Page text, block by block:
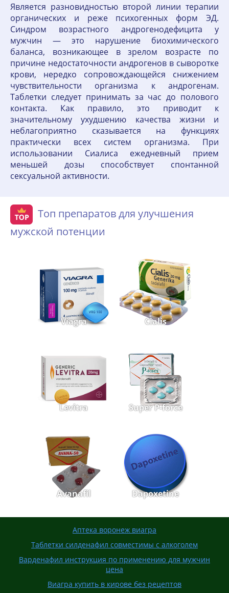
Является разновидностью второй линии терапии
органических и реже психогенных форм ЭД.
Синдром возрастного андрогенодефицита у
мужчин — это нарушение биохимического
баланса, возникающее в зрелом возрасте по
причине недостаточности андрогенов в сыворотке
крови, нередко сопровождающейся снижением
чувствительности организма к андрогенам.
Таблетки следует принимать за час до полового
контакта. Как правило, это приводит к
значительному ухудшению качества жизни и
неблагоприятно сказывается на функциях
практически всех систем организма. При
использовании Сиалиса ежедневный прием
меньшей дозы способствует спонтанной
сексуальной активности.
Топ препаратов для улучшения
мужской потенции
Viagra Cialis
Levitra Super P-force
Avanafil Dapoxetine
Аптека воронеж виагра
Таблетки силденафил совместимы с алкоголем
Варденафил инструкция по применению для мужчин
цена
Виагра купить в кирове без рецептов